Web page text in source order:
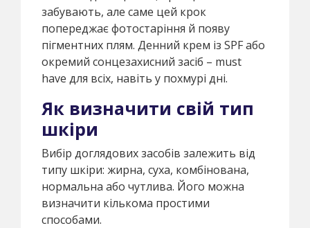
забувають, але саме цей крок
попереджає фотостаріння й появу
пігментних плям. Денний крем із SPF або
окремий сонцезахисний засіб – must
have для всіх, навіть у похмурі дні.
Як визначити свій тип
шкіри
Вибір доглядових засобів залежить від
типу шкіри: жирна, суха, комбінована,
нормальна або чутлива. Його можна
визначити кількома простими
способами.